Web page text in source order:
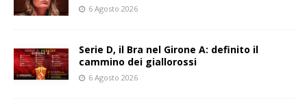
6 Agosto 2026
Serie D, il Bra nel Girone A: definito il
cammino dei giallorossi
6 Agosto 2026